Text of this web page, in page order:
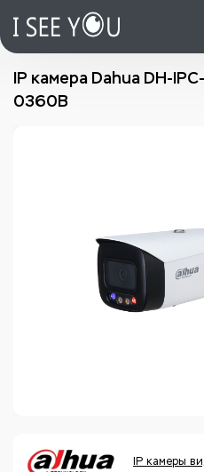
IP камера Dahua DH-
0360B
IP камеры